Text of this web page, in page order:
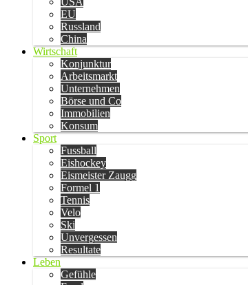
EU
Russland
China
Wirtschaft
Konjunktur
Arbeitsmarkt
Unternehmen
Börse und Co
Immobilien
Konsum
Sport
Fussball
Eishockey
Eismeister Zaugg
Formel 1
Tennis
Velo
Ski
Unvergessen
Resultate
Leben
Gefühle